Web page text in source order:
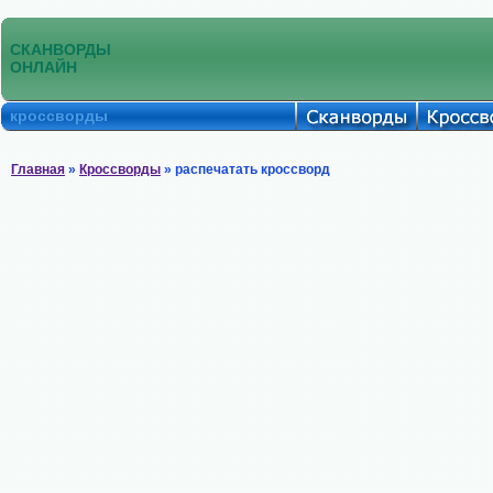
СКАНВОРДЫ
ОНЛАЙН
кроссворды
Главная » Кроссворды » распечатать кроссворд